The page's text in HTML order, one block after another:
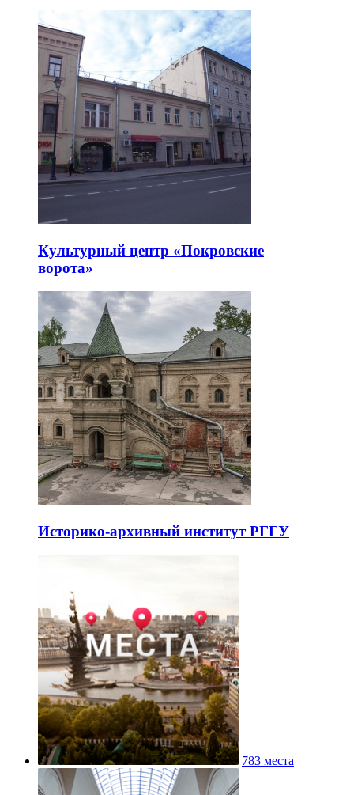
Культурный центр «Покровские
ворота»
Историко-архивный институт РГГУ
783 места